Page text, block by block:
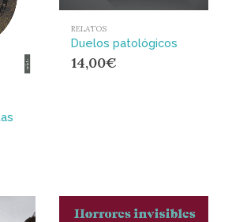
RELATOS
Duelos patológicos
14,00€